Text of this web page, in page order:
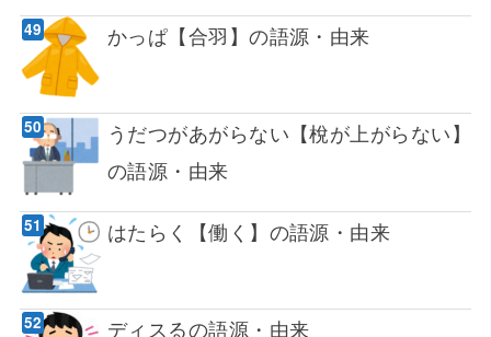
かっぱ【合羽】の語源・由来
うだつがあがらない【梲が上がらない】
の語源・由来
はたらく【働く】の語源・由来
ディスるの語源・由来